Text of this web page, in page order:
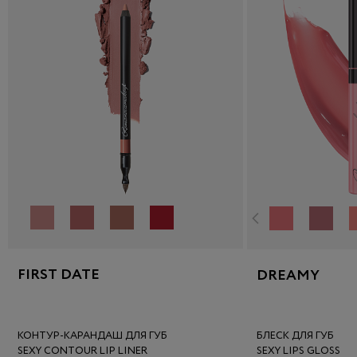
FIRST DATE
КОНТУР-КАРАНДАШ ДЛЯ ГУБ
SEXY CONTOUR LIP LINER
DREAMY
БЛЕСК ДЛЯ ГУБ
SEXY LIPS GLOSS